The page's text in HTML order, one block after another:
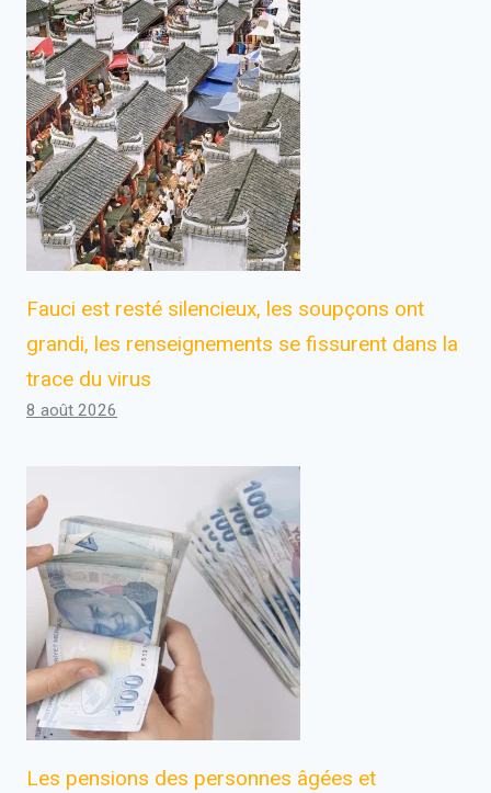
Fauci est resté silencieux, les soupçons ont
grandi, les renseignements se fissurent dans la
trace du virus
8 août 2026
Les pensions des personnes âgées et